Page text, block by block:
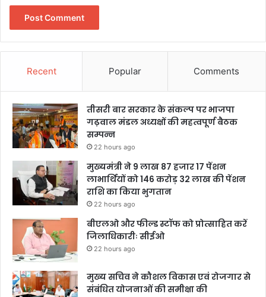
Recent Popular Comments
तीसरी बार सरकार के संकल्प पर भाजपा
गढ़वाल मंडल अध्यक्षों की महत्वपूर्ण बैठक
सम्पन्न
22 hours ago
मुख्यमंत्री ने 9 लाख 87 हजार 17 पेंशन
लाभार्थियों को 146 करोड़ 32 लाख की पेंशन
राशि का किया भुगतान
22 hours ago
बीएलओ और फील्ड स्टॉफ को प्रोत्साहित करें
जिलाधिकारीः सीईओ
22 hours ago
मुख्य सचिव ने कौशल विकास एवं रोजगार से
संबंधित योजनाओं की समीक्षा की